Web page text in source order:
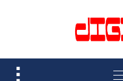
TOGGLE